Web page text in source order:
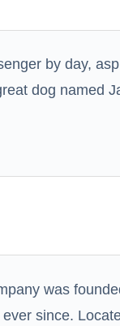
by day,
dog named
was
since.